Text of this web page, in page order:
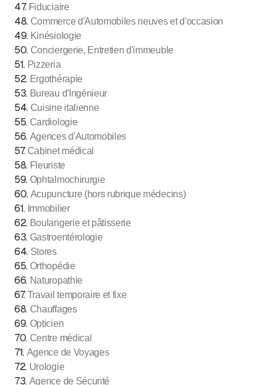
47. Fiduciaire
48. Commerce d'Automobiles neuves et d'occasion
49. Kinésiologie
50. Conciergerie, Entretien d'immeuble
51. Pizzeria
52. Ergothérapie
53. Bureau d'Ingénieur
54. Cuisine italienne
55. Cardiologie
56. Agences d'Automobiles
57. Cabinet médical
58. Fleuriste
59. Ophtalmochirurgie
60. Acupuncture (hors rubrique médecins)
61. Immobilier
62. Boulangerie et pâtisserie
63. Gastroentérologie
64. Stores
65. Orthopédie
66. Naturopathie
67. Travail temporaire et fixe
68. Chauffages
69. Opticien
70. Centre médical
71. Agence de Voyages
72. Urologie
73. Agence de Sécurité